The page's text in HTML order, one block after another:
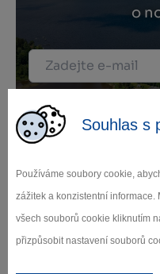
Souhlas s
Používáme soubory cookie,
zážitek a konzistentní
všech souborů cookie kliknutím
přizpůsobit nastavení souborů
o